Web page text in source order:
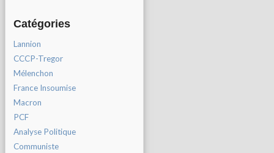
Catégories
Lannion
CCCP-Tregor
Mélenchon
France Insoumise
Macron
PCF
Analyse Politique
Communiste